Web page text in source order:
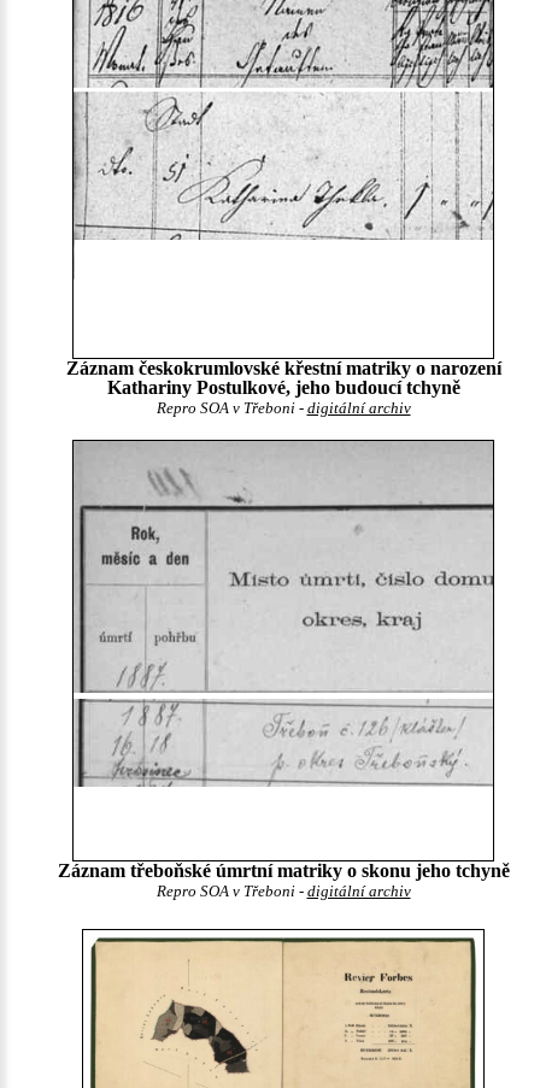
Záznam českokrumlovské křestní matriky o narození
Kathariny Postulkové, jeho budoucí tchyně
Repro SOA v Třeboni - digitální archiv
Záznam třeboňské úmrtní matriky o skonu jeho tchyně
Repro SOA v Třeboni - digitální archiv